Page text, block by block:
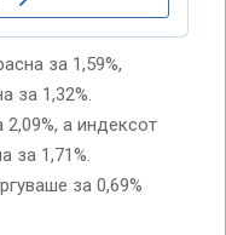
за 1,59%,
за 1,32%.
а индексот
за 1,71%.
за 0,69%